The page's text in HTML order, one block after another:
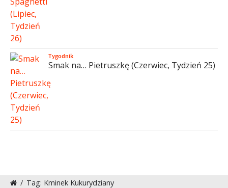
Tygodnik
Smak na… Pietruszkę (Czerwiec, Tydzień 25)
/ Tag: Kminek Kukurydziany